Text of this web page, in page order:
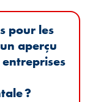
pour les
aperçu
?